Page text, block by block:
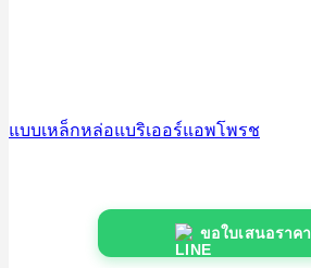
แบบเหล็กหล่อแบริเออร์แอพโพรช
ขอใบเสนอราคา